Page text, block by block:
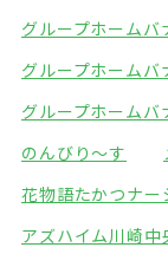
グループホーム
グループホーム
グループホーム
のんびり～す
花物語たかつナー
アズハイム川崎中